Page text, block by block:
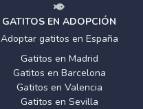
GATITOS EN ADOPCIÓN
Adoptar gatitos en España
Gatitos en Madrid
Gatitos en Barcelona
Gatitos en Valencia
Gatitos en Sevilla